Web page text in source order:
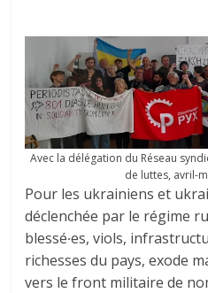
Avec la délégation du Réseau
de luttes, avril-
Pour les ukrainiens et
déclenchée par le régime
blessé∙es, viols,
richesses du pays, exode
vers le front militaire de